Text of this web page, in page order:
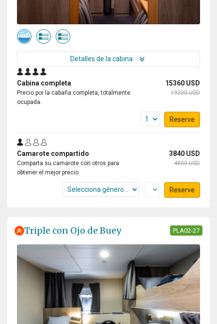
Detalles de la cabina
Cabina completa 15360 USD
Precio por la cabaña completa, totalmente
ocupada.
19200 USD
Reserve
Camarote compartido 3840 USD
Comparta su camarote con otros para
obtener el mejor precio.
4800 USD
Reserve
Triple con Ojo de Buey PLA02-27